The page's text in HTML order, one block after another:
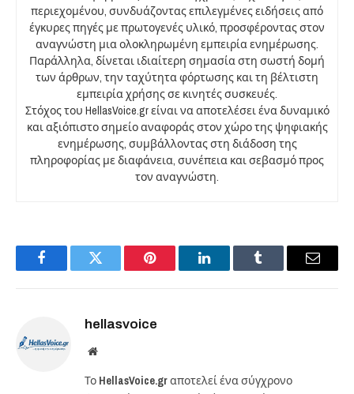
περιεχομένου, συνδυάζοντας επιλεγμένες ειδήσεις από
έγκυρες πηγές με πρωτογενές υλικό, προσφέροντας στον
αναγνώστη μια ολοκληρωμένη εμπειρία ενημέρωσης.
Παράλληλα, δίνεται ιδιαίτερη σημασία στη σωστή δομή
των άρθρων, την ταχύτητα φόρτωσης και τη βέλτιστη
εμπειρία χρήσης σε κινητές συσκευές.
Στόχος του HellasVoice.gr είναι να αποτελέσει ένα δυναμικό
και αξιόπιστο σημείο αναφοράς στον χώρο της ψηφιακής
ενημέρωσης, συμβάλλοντας στη διάδοση της
πληροφορίας με διαφάνεια, συνέπεια και σεβασμό προς
τον αναγνώστη.
FacebookTwitter Pinterest LinkedInTumblr Email
hellasvoice
Website
Το HellasVoice.grαποτελεί ένα σύγχρονο